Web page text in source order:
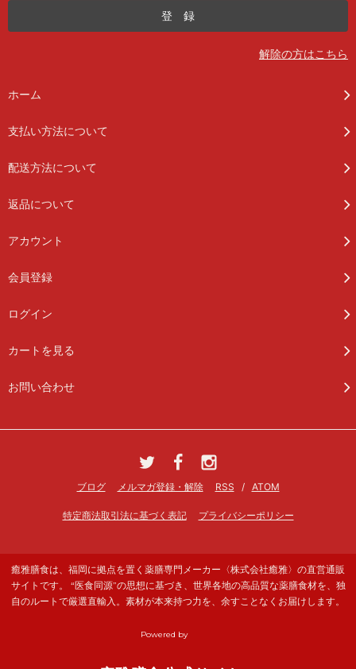
解除の方はこちら
ホーム
支払い方法について
配送方法について
返品について
アカウント
会員登録
ログイン
カートを見る
お問い合わせ
ブログ メルマガ登録・解除 RSS / ATOM
特定商法取引法に基づく表記 プライバシーポリシー
癒雅膳食は、福岡に拠点を置く薬膳専門メーカー〈株式会社癒雅〉の直営通販
サイトです。 “医食同源”の思想に基づき、世界各地の高品質な薬膳食材を、独
自のルートで厳選直輸入。素材が本来持つ力を、余すことなくお届けします。
Powered by